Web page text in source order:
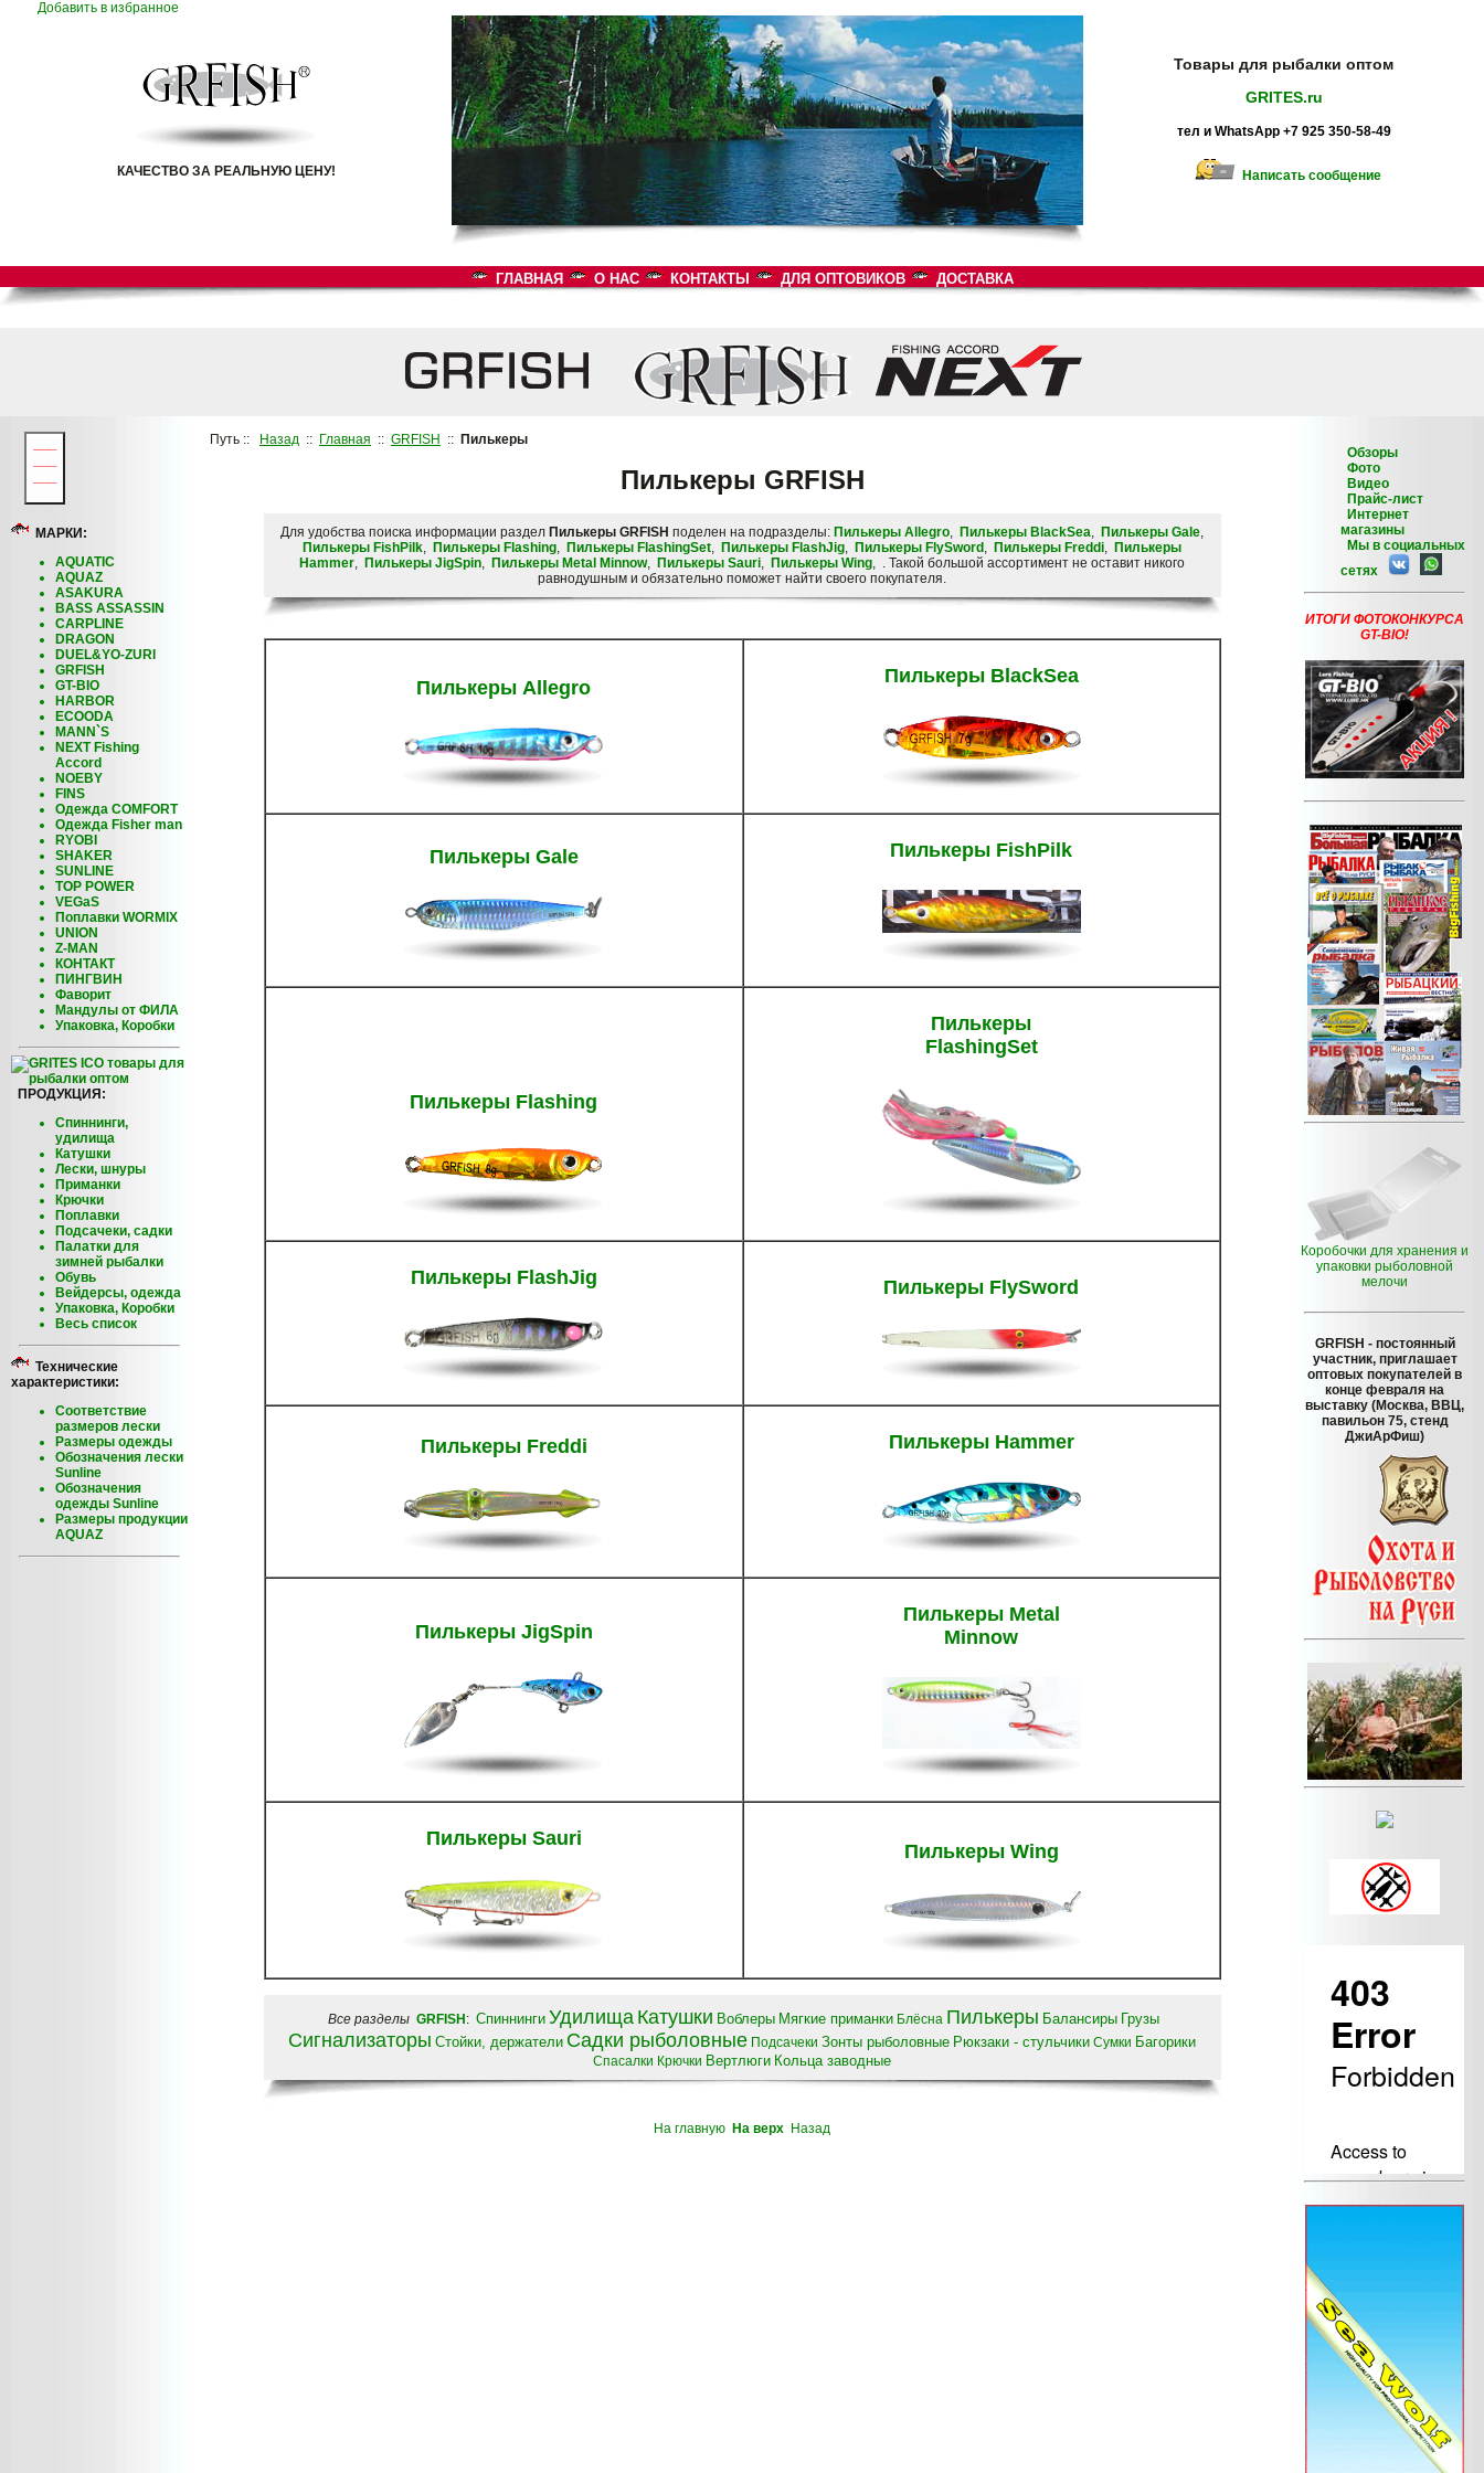
Добавить в избранное
КАЧЕСТВО ЗА РЕАЛЬНУЮ ЦЕНУ!
Товары для рыбалки оптом
GRITES.ru
тел и WhatsApp +7 925 350-58-49
Написать сообщение
ГЛАВНАЯ О НАС КОНТАКТЫ ДЛЯ ОПТОВИКОВ ДОСТАВКА
МАРКИ:
AQUATIC
AQUAZ
ASAKURA
BASS ASSASSIN
CARPLINE
DRAGON
DUEL&YO-ZURI
GRFISH
GT-BIO
HARBOR
ECOODA
MANN`S
NEXT Fishing
Accord
NOEBY
FINS
Одежда COMFORT
Одежда Fisher man
RYOBI
SHAKER
SUNLINE
TOP POWER
VEGaS
Поплавки WORMIX
UNION
Z-MAN
КОНТАКТ
ПИНГВИН
Фаворит
Мандулы от ФИЛА
Упаковка, Коробки
ПРОДУКЦИЯ:
Спиннинги,
удилища
Катушки
Лески, шнуры
Приманки
Крючки
Поплавки
Подсачеки, садки
Палатки для
зимней рыбалки
Обувь
Вейдерсы, одежда
Упаковка, Коробки
Весь список
Технические
характеристики:
Соответствие
размеров лески
Размеры одежды
Обозначения лески
Sunline
Обозначения
одежды Sunline
Размеры продукции
AQUAZ
Путь :: Назад :: Главная :: GRFISH :: Пилькеры
Пилькеры GRFISH
Для удобства поиска информации раздел Пилькеры GRFISH поделен на подразделы: Пилькеры Allegro, Пилькеры BlackSea, Пилькеры Gale,
Пилькеры FishPilk, Пилькеры Flashing, Пилькеры FlashingSet, Пилькеры FlashJig, Пилькеры FlySword , Пилькеры Freddi, Пилькеры
Hammer, Пилькеры JigSpin, Пилькеры Metal Minnow, Пилькеры Sauri, Пилькеры Wing, . Такой большой ассортимент не оставит никого
равнодушным и обязательно поможет найти своего покупателя.
Пилькеры Allegro
Пилькеры BlackSea
Пилькеры Gale Пилькеры FishPilk
Пилькеры Flashing
Пилькеры
FlashingSet
Пилькеры FlashJig Пилькеры FlySword
Пилькеры Freddi Пилькеры Hammer
Пилькеры JigSpin
Пилькеры Metal
Minnow
Пилькеры Sauri
Пилькеры Wing
Все разделы GRFISH : Спиннинги Удилища Катушки Воблеры Мягкие приманки Блёсна Пилькеры Балансиры Грузы
Сигнализаторы Стойки, держатели Садки рыболовные Подсачеки Зонты рыболовные Рюкзаки - стульчики Сумки Багорики
Спасалки Крючки Вертлюги Кольца заводные
На главную На верх Назад
Обзоры
Фото
Видео
Прайс-лист
Интернет
магазины
Мы в социальных
сетях
ИТОГИ ФОТОКОНКУРСА
GT-BIO!
Коробочки для хранения и
упаковки рыболовной
мелочи
GRFISH - постоянный
участник, приглашает
оптовых покупателей в
конце февраля на
выставку (Москва, ВВЦ,
павильон 75, стенд
ДжиАрФиш)